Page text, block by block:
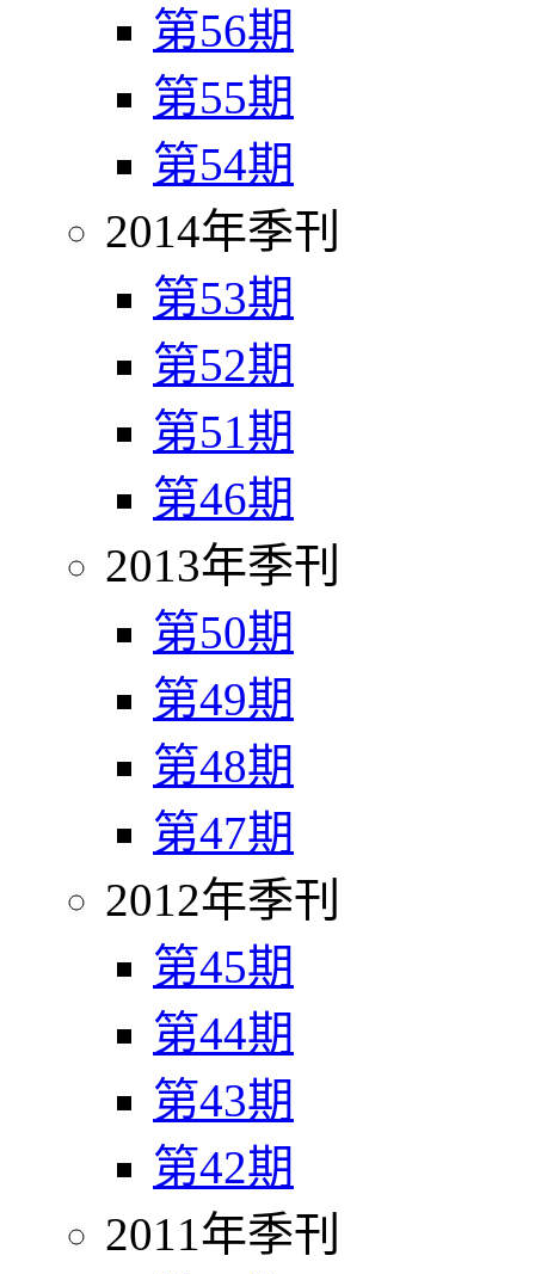
第56期
第55期
第54期
2014年季刊
第53期
第52期
第51期
第46期
2013年季刊
第50期
第49期
第48期
第47期
2012年季刊
第45期
第44期
第43期
第42期
2011年季刊